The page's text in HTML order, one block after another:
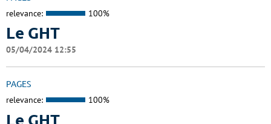
relevance: 100%
Le GHT
05/04/2024 12:55
PAGES
relevance: 100%
Le GHT